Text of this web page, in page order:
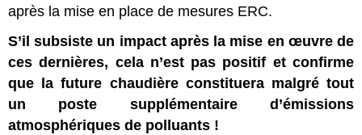
après la mise en place de mesures ERC.
S’il subsiste un impact après la mise en œuvre de
ces dernières, cela n’est pas positif et confirme
que la future chaudière constituera malgré tout
un poste supplémentaire d’émissions
atmosphériques de polluants !